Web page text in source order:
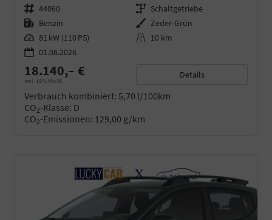
Fahrzeugnr. 44060 Getriebe Schaltgetriebe
Kraftstoff Benzin Außenfarbe Zeder-Grün
Leistung 81 kW (110 PS) Kilometerstand 10 km
01.06.2026
18.140,– €
incl. 19% MwSt.
Details
Verbrauch kombiniert: 5,70 l/100km
CO2-Klasse: D
CO2-Emissionen: 129,00 g/km